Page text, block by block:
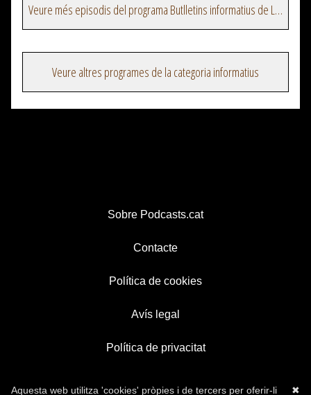
Veure més episodis del programa Butlletins informatius de La Xarxa
Veure altres programes de la categoria informatius
Sobre Podcasts.cat
Contacte
Política de cookies
Avís legal
Política de privacitat
✖
Aquesta web utilitza 'cookies' pròpies i de tercers per oferir-li